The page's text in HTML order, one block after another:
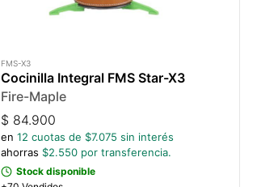
FMS-X3
Cocinilla Integral FMS Star-X3
Fire-Maple
$ 84.900
en 12 cuotas de $7.075 sin interés
ahorras $2.550 por transferencia.
Stock disponible